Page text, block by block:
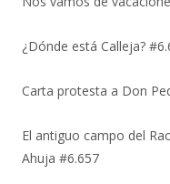
¿Dónde está Calleja?
Carta protesta a Don
El antiguo campo del
Ahuja #6.657